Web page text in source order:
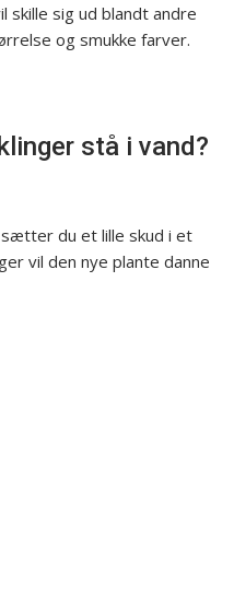
skille sig ud blandt andre
og smukke farver.
stå i vand?
sætter du et lille skud i et
vil den nye plante danne